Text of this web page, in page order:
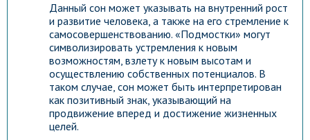
Данный сон может указывать на внутренний рост
и развитие человека, а также на его стремление к
самосовершенствованию. «Подмостки» могут
символизировать устремления к новым
возможностям, взлету к новым высотам и
осуществлению собственных потенциалов. В
таком случае, сон может быть интерпретирован
как позитивный знак, указывающий на
продвижение вперед и достижение жизненных
целей.